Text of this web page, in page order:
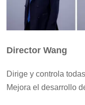
Director Wang
Dirige y controla
Mejora el desarrollo